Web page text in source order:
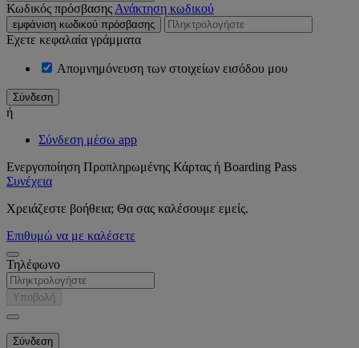
Κωδικός πρόσβασης Ανάκτηση κωδικού
εμφάνιση κωδικού πρόσβασης
Εχετε κεφαλαία γράμματα
Απομνημόνευση των στοιχείων εισόδου μου
ή
Σύνδεση μέσω app
Ενεργοποίηση Προπληρωμένης Κάρτας ή Boarding Pass
Συνέχεια
Χρειάζεστε βοήθεια; Θα σας καλέσουμε εμείς.
Επιθυμώ να με καλέσετε
Τηλέφωνο
Υποβολή